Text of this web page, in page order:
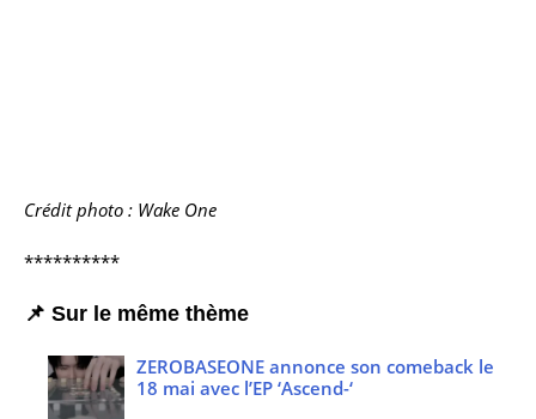
Crédit photo : Wake One
**********
📌 Sur le même thème
ZEROBASEONE annonce son comeback le
18 mai avec l’EP ‘Ascend-‘